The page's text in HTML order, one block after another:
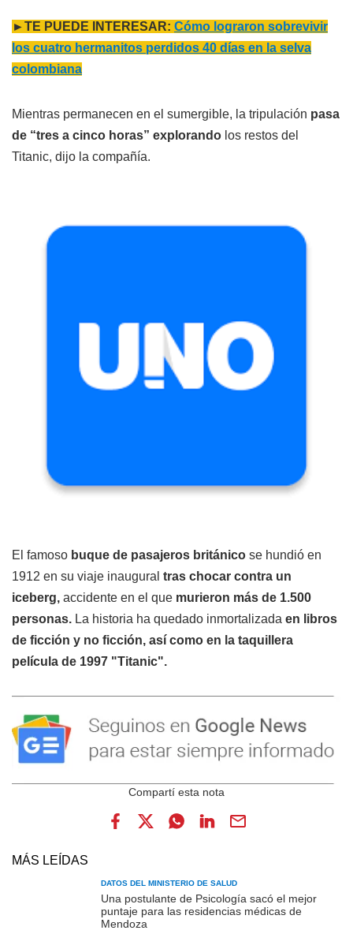
►TE PUEDE INTERESAR: Cómo lograron sobrevivir
los cuatro hermanitos perdidos 40 días en la selva
colombiana
Mientras permanecen en el sumergible, la tripulación pasa
de “tres a cinco horas” explorando los restos del
Titanic, dijo la compañía.
El famoso buque de pasajeros británico se hundió en
1912 en su viaje inaugural tras chocar contra un
iceberg, accidente en el que murieron más de 1.500
personas. La historia ha quedado inmortalizada en libros
de ficción y no ficción, así como en la taquillera
película de 1997 "Titanic".
MÁS LEÍDAS
DATOS DEL MINISTERIO DE SALUD
Una postulante de Psicología sacó el mejor
puntaje para las residencias médicas de
Mendoza